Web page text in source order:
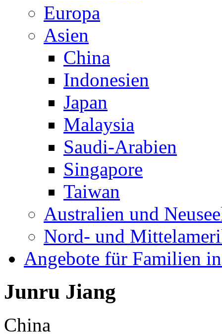
Europa
Asien
China
Indonesien
Japan
Malaysia
Saudi-Arabien
Singapore
Taiwan
Australien und
Nord- und
Angebote für Familien
Junru Jiang
China